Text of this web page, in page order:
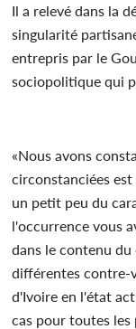
Il a relevé dans la
singularité
entrepris par le
sociopolitique qui
«Nous avons
circonstanciées
un petit peu du
l'occurrence vous
dans le contenu
différentes contre-
d'Ivoire en l'état
cas pour toutes les